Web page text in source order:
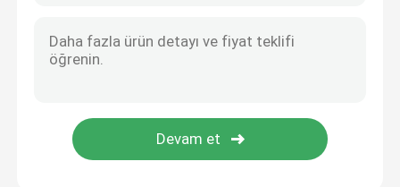
Gizli Musluk
Paslanmaz Çelik Banyo Aksesuarları